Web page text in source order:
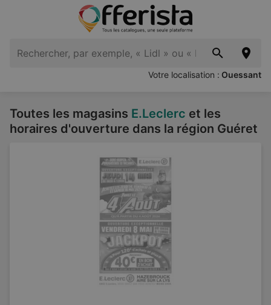
Votre localisation : Ouessant
Toutes les magasins E.Leclerc et les
horaires d'ouverture dans la région Guéret